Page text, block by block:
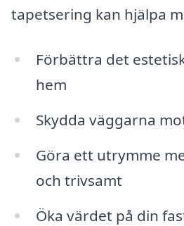
tapetsering kan hjälpa
Förbättra det
hem
Skydda väggarna
Göra ett utrymme
och trivsamt
Öka värdet på din